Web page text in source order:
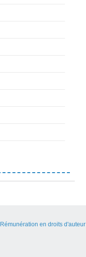
Rémunération en droits d'auteur